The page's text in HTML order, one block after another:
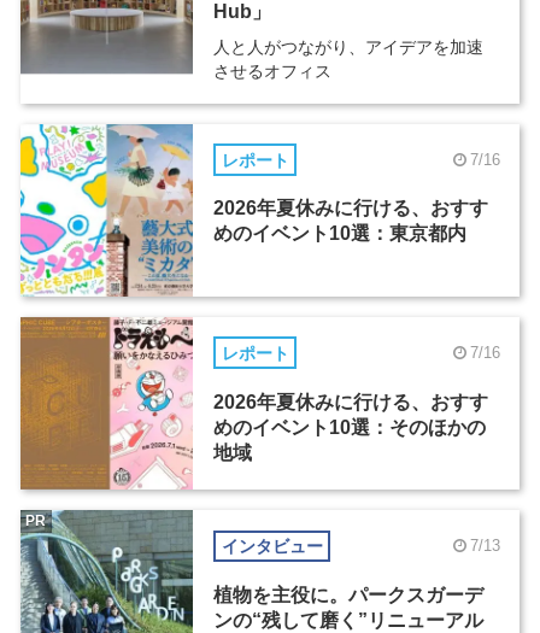
Hub」
人と人がつながり、アイデアを加速
させるオフィス
レポート 7/16
2026年夏休みに行ける、おすす
めのイベント10選：東京都内
レポート 7/16
2026年夏休みに行ける、おすす
めのイベント10選：そのほかの
地域
インタビュー 7/13
植物を主役に。パークスガーデ
ンの“残して磨く”リニューアル
PR